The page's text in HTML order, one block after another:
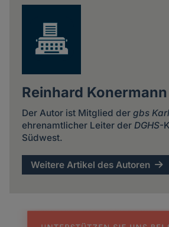
Reinhard Konermann
Der Autor ist Mitglied der gbs
ehrenamtlicher Leiter der DGHS-
Südwest.
Weitere Artikel des Autoren